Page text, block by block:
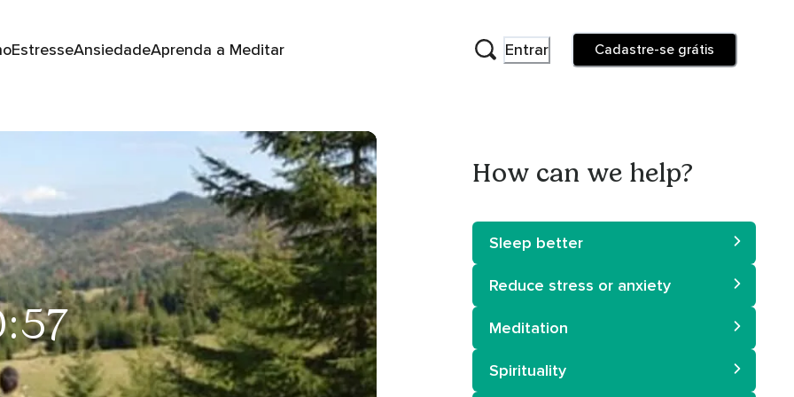
EstresseAnsiedadeAprenda a Meditar Entrar Cadastre-se grátis
How can we help?
Sleep better
Reduce stress or anxiety
Meditation
Spirituality